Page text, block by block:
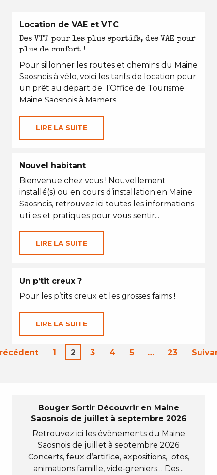
Location de VAE et VTC
Des VTT pour les plus sportifs, des VAE pour
plus de confort !
Pour sillonner les routes et chemins du Maine
Saosnois à vélo, voici les tarifs de location pour
un prêt au départ de l’Office de Tourisme
Maine Saosnois à Mamers...
LIRE LA SUITE
Nouvel habitant
Bienvenue chez vous ! Nouvellement
installé(s) ou en cours d’installation en Maine
Saosnois, retrouvez ici toutes les informations
utiles et pratiques pour vous sentir...
LIRE LA SUITE
Un p’tit creux ?
Pour les p’tits creux et les grosses faims !
LIRE LA SUITE
1 2 3 4 5 … 23
Bouger Sortir Découvrir en Maine
Saosnois de juillet à septembre 2026
Retrouvez ici les évènements du Maine
Saosnois de juillet à septembre 2026
Concerts, feux d’artifice, expositions, lotos,
animations famille, vide-greniers… Des...